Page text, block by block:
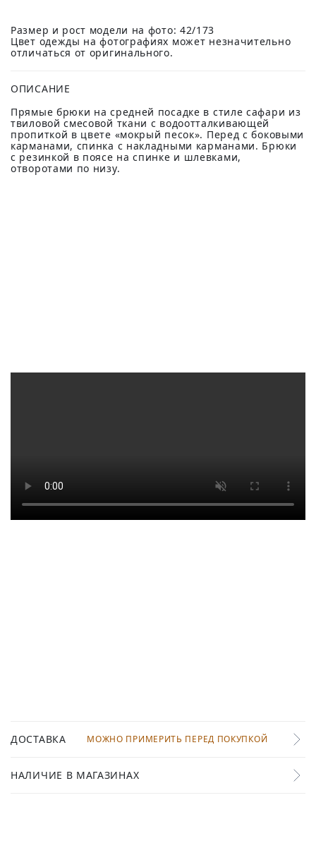
Размер и рост модели на фото: 42/173
Цвет одежды на фотографиях может незначительно
отличаться от оригинального.
ОПИСАНИЕ
Прямые брюки на средней посадке в стиле сафари из
твиловой смесовой ткани с водоотталкивающей
пропиткой в цвете «мокрый песок». Перед с боковыми
карманами, спинка с накладными карманами. Брюки
с резинкой в поясе на спинке и шлевками,
отворотами по низу.
ДОСТАВКА МОЖНО ПРИМЕРИТЬ ПЕРЕД ПОКУПКОЙ
НАЛИЧИЕ В МАГАЗИНАХ